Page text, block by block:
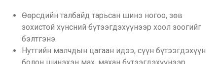
Өөрсдийн талбайд тарьсан шинэ ногоо, зөв
зохистой хүнсний бүтээгдэхүүнээр хоол зоогийг
бэлтгэнэ.
Нутгийн малчдын цагаан идээ, сүүн бүтээгдэхүүн